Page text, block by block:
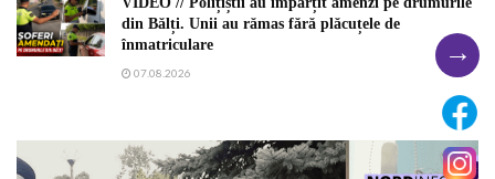
din Bălți. Unii au rămas fără plăcuțele de
înmatriculare
07.08.2026
→